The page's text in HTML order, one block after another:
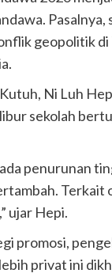
geopolitik
Ni Luh
sekolah
penurunan
Terkait
ujar Hepi.
promosi,
privat ini